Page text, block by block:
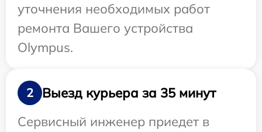
уточнения необходимых работ
ремонта Вашего устройства
Olympus.
2
Выезд курьера за 35 минут
Сервисный инженер приедет в